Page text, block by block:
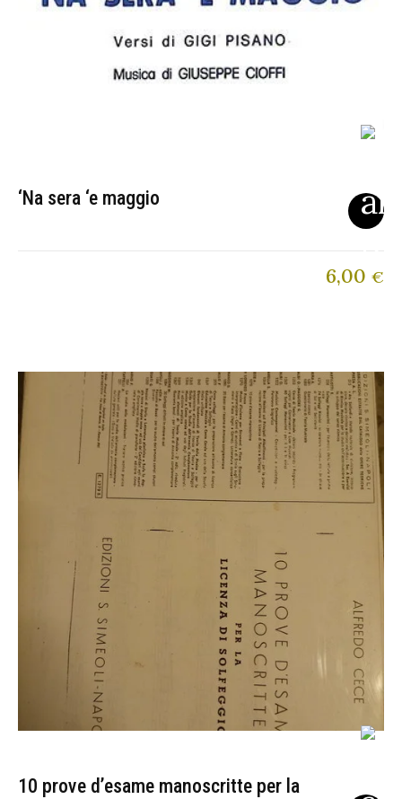
‘Na sera ‘e maggio
6,00 €
10 prove d’esame manoscritte per la